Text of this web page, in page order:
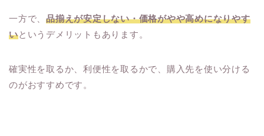
一方で、品揃えが安定しない・価格がやや高めになりやす
いというデメリットもあります。
確実性を取るか、利便性を取るかで、購入先を使い分ける
のがおすすめです。